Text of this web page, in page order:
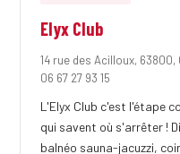
Elyx Club
14 rue des Acilloux,
06 67 27 93 15
L'Elyx Club c'est l'étape
qui savent où s'arrêter !
balnéo sauna-jacuzzi,